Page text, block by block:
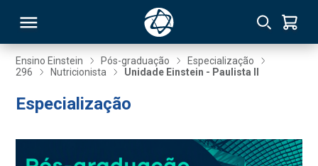
Ensino Einstein Pós-graduação
Especialização
296
Nutricionista Unidade Einstein - Paulista II
Especialização